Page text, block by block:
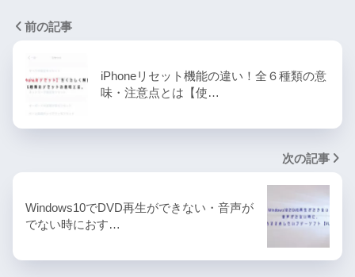
前の記事
iPhoneリセット機能の違い！全６種類の意
味・注意点とは【使…
次の記事
Windows10でDVD再生ができない・音声が
でない時におす…